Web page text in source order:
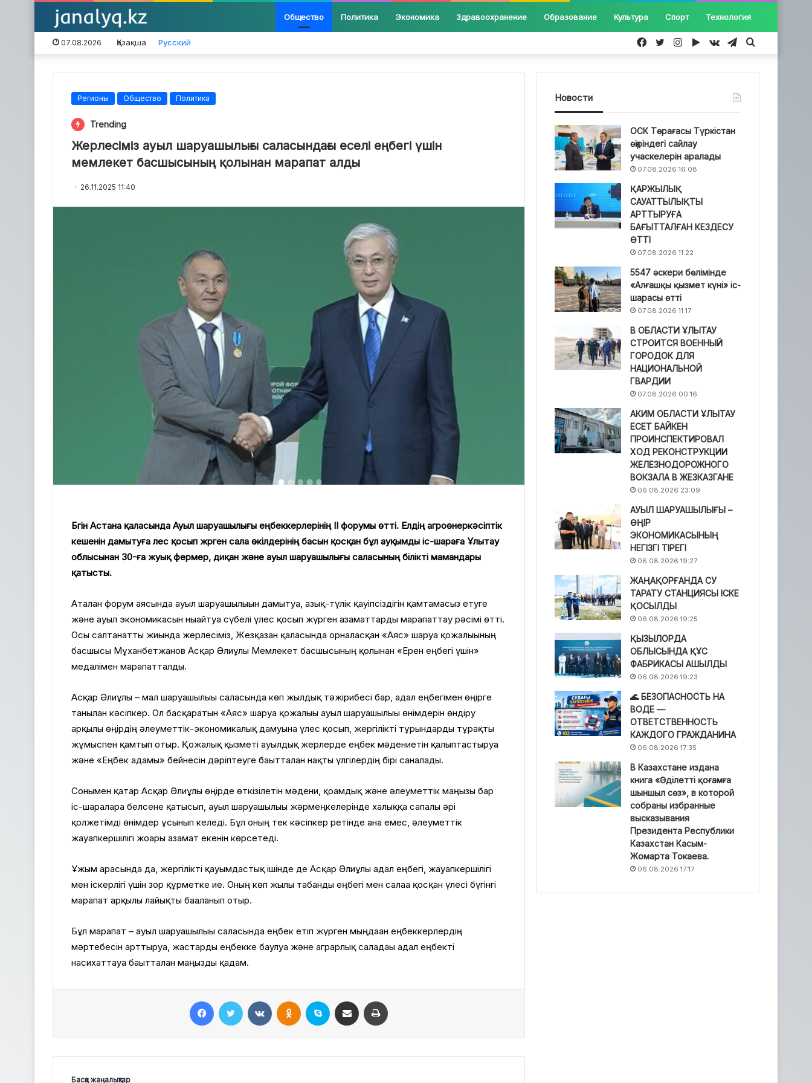
Общество Политика Экономика Здравоохранение Образование Культура Спорт Технология
07.08.2026 Қазақша Русский Іздеу...
Telegram
vk.com
Google
Instagram
Twitter
Facebook
Регионы Общество Политика
Trending
Жерлесіміз ауыл шаруашылығы саласындағы еселі еңбегі үшін
мемлекет басшысының қолынан марапат алды
26.11.2025 11:40
Бүгін Астана қаласында Ауыл шаруашылығы еңбеккерлерінің II форумы өтті. Елдің агроөнеркәсіптік
кешенін дамытуға үлес қосып жүрген сала өкілдерінің басын қосқан бұл ауқымды іс-шараға Ұлытау
облысынан 30-ға жуық фермер, диқан және ауыл шаруашылығы саласының білікті мамандары
қатысты.
Аталған форум аясында ауыл шаруашылығын дамытуға, азық-түлік қауіпсіздігін қамтамасыз етуге
және ауыл экономикасын нығайтуға сүбелі үлес қосып жүрген азаматтарды марапаттау рәсімі өтті.
Осы салтанатты жиында жерлесіміз, Жезқазған қаласында орналасқан «Аяс» шаруа қожалығының
басшысы Мұханбетжанов Асқар Әлиұлы Мемлекет басшысының қолынан «Ерен еңбегі үшін»
медалімен марапатталды.
Асқар Әлиұлы – мал шаруашылығы саласында көп жылдық тәжірибесі бар, адал еңбегімен өңірге
танылған кәсіпкер. Ол басқаратын «Аяс» шаруа қожалығы ауыл шаруашылығы өнімдерін өндіру
арқылы өңірдің әлеуметтік-экономикалық дамуына үлес қосып, жергілікті тұрғындарды тұрақты
жұмыспен қамтып отыр. Қожалық қызметі ауылдық жерлерде еңбек мәдениетін қалыптастыруға
және «Еңбек адамы» бейнесін дәріптеуге бағытталған нақты үлгілердің бірі саналады.
Сонымен қатар Асқар Әлиұлы өңірде өткізілетін мәдени, қоғамдық және әлеуметтік маңызы бар
іс-шараларға белсене қатысып, ауыл шаруашылығы жәрмеңкелерінде халыққа сапалы әрі
қолжетімді өнімдер ұсынып келеді. Бұл оның тек кәсіпкер ретінде ғана емес, әлеуметтік
жауапкершілігі жоғары азамат екенін көрсетеді.
Ұжым арасында да, жергілікті қауымдастық ішінде де Асқар Әлиұлы адал еңбегі, жауапкершілігі
мен іскерлігі үшін зор құрметке ие. Оның көп жылғы табанды еңбегі мен салаға қосқан үлесі бүгінгі
марапат арқылы лайықты бағаланып отыр.
Бұл марапат – ауыл шаруашылығы саласында еңбек етіп жүрген мыңдаған еңбеккерлердің
мәртебесін арттыруға, жастарды еңбекке баулуға және аграрлық саладағы адал еңбекті
насихаттауға бағытталған маңызды қадам.
Басқа жаңалықтар
Новости
ОСК Төрағасы Түркістан
өңіріндегі сайлау
учаскелерін аралады
07.08.2026 16:08
ҚАРЖЫЛЫҚ
САУАТТЫЛЫҚТЫ
АРТТЫРУҒА
БАҒЫТТАЛҒАН КЕЗДЕСУ
ӨТТІ
07.08.2026 11:22
5547 әскери бөлімінде
«Алғашқы қызмет күні» іс-
шарасы өтті
07.08.2026 11:17
В ОБЛАСТИ ҰЛЫТАУ
СТРОИТСЯ ВОЕННЫЙ
ГОРОДОК ДЛЯ
НАЦИОНАЛЬНОЙ
ГВАРДИИ
07.08.2026 00:16
АКИМ ОБЛАСТИ ҰЛЫТАУ
ЕСЕТ БАЙКЕН
ПРОИНСПЕКТИРОВАЛ
ХОД РЕКОНСТРУКЦИИ
ЖЕЛЕЗНОДОРОЖНОГО
ВОКЗАЛА В ЖЕЗКАЗГАНЕ
06.08.2026 23:09
АУЫЛ ШАРУАШЫЛЫҒЫ –
ӨҢІР
ЭКОНОМИКАСЫНЫҢ
НЕГІЗГІ ТІРЕГІ
06.08.2026 19:27
ЖАҢАҚОРҒАНДА СУ
ТАРАТУ СТАНЦИЯСЫ ІСКЕ
ҚОСЫЛДЫ
06.08.2026 19:25
ҚЫЗЫЛОРДА
ОБЛЫСЫНДА ҚҰС
ФАБРИКАСЫ АШЫЛДЫ
06.08.2026 19:23
🌊 БЕЗОПАСНОСТЬ НА
ВОДЕ —
ОТВЕТСТВЕННОСТЬ
КАЖДОГО ГРАЖДАНИНА
06.08.2026 17:35
В Казахстане издана
книга «Әділетті қоғамға
шыншыл сөз», в которой
собраны избранные
высказывания
Президента Республики
Казахстан Касым-
Жомарта Токаева.
06.08.2026 17:17